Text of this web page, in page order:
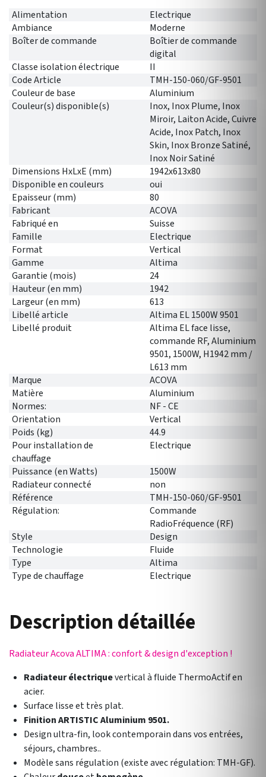
Alimentation
Electrique
Ambiance
Moderne
Boîter de commande
Boîtier de commande
digital
Classe isolation électrique
II
Code Article
TMH-150-060/GF-9501
Couleur de base
Aluminium
Couleur(s) disponible(s)
Inox, Inox Plume, Inox
Miroir, Laiton Acide, Cuivre
Acide, Inox Patch, Inox
Skin, Inox Bronze Satiné,
Inox Noir Satiné
Dimensions HxLxE (mm)
1942x613x80
Disponible en couleurs
oui
Epaisseur (mm)
80
Fabricant
ACOVA
Fabriqué en
Suisse
Famille
Electrique
Format
Vertical
Gamme
Altima
Garantie (mois)
24
Hauteur (en mm)
1942
Largeur (en mm)
613
Libellé article
Altima EL 1500W 9501
Libellé produit
Altima EL face lisse,
commande RF, Aluminium
9501, 1500W, H1942 mm /
L613 mm
Marque
ACOVA
Matière
Aluminium
Normes:
NF - CE
Orientation
Vertical
Poids (kg)
44.9
Pour installation de
chauffage
Electrique
Puissance (en Watts)
1500W
Radiateur connecté
non
Référence
TMH-150-060/GF-9501
Régulation:
Commande
RadioFréquence (RF)
Style
Design
Technologie
Fluide
Type
Altima
Type de chauffage
Electrique
Description détaillée
Radiateur Acova ALTIMA : confort & design d'exception !
Radiateur électriquevertical à fluide ThermoActif en
acier.
Surface lisse et très plat.
Finition ARTISTIC Aluminium 9501.
Design ultra-fin, look contemporain dans vos entrées,
séjours, chambres..
Modèle sans régulation (existe avec régulation: TMH-GF).